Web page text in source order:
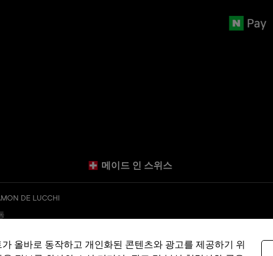
메이드 인 스위스
DE LUCCHI
올바로 동작하고 개인화된 콘텐츠와 광고를 제공하기 위